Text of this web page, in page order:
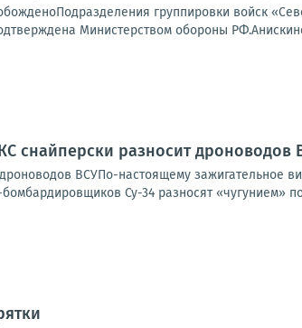
группировки войск
Министерством обороны
снайперски разносит дроноводов
ВСУПо-настоящему зажигательное
Су-34 разносят «чугунием»